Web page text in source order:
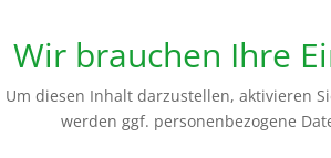
Wir brauchen Ihre
Um diesen Inhalt darzustellen, aktivieren
werden ggf. personenbezogene